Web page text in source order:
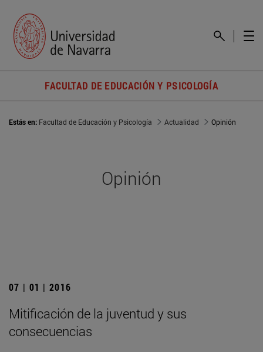
FACULTAD DE EDUCACIÓN Y PSICOLOGÍA
Estás en: Facultad de Educación y Psicología Actualidad Opinión
Opinión
07 | 01 | 2016
Mitificación de la juventud y sus
consecuencias